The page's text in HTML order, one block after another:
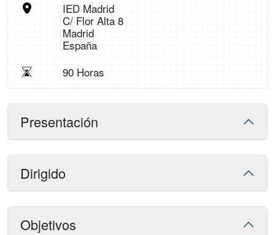
IED Madrid
C/ Flor Alta 8
Madrid
España
90 Horas
Presentación
Dirigido
Objetivos